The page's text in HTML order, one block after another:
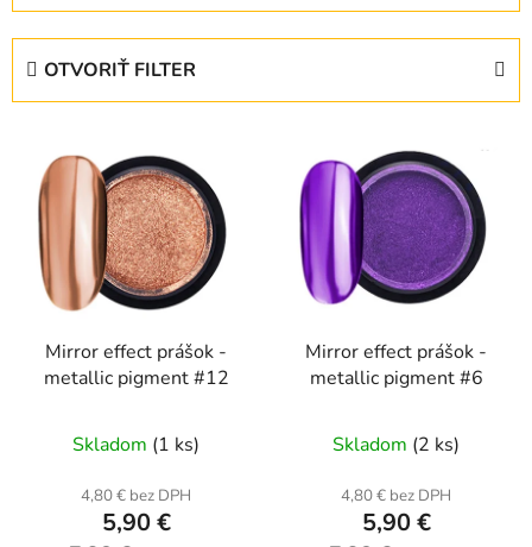
d
OTVORIŤ FILTER
Mirror effect prášok -
metallic pigment #12
Skladom (1 ks)
4,80 € bez DPH
5,90 €
Mirror effect prášok -
metallic pigment #6
Skladom (2 ks)
4,80 € bez DPH
5,90 €